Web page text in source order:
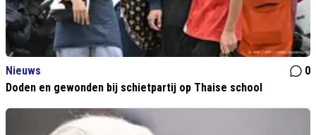
Nieuws
0
Doden en gewonden bij schietpartij op Thaise school